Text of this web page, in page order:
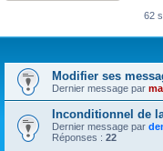
62
Modifier ses
Dernier message par
Inconditionnel de
Dernier message par
Réponses : 22